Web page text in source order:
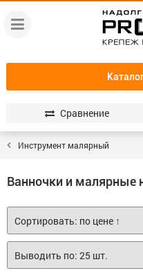
Сравнение
Инструмент малярный
Ванночки и малярные